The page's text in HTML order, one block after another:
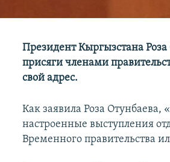
Президент Кыргызстана
присяги членами
свой адрес.
Как заявила Роза Отунбаева,
настроенные выступления
Временного правительства